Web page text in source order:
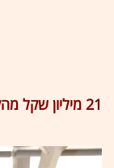
21 מיליון שקל מהקמה ועד פירוק